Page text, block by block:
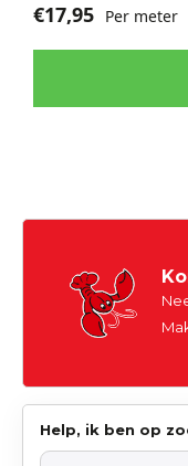
€17,95 Per meter
Help, ik ben op